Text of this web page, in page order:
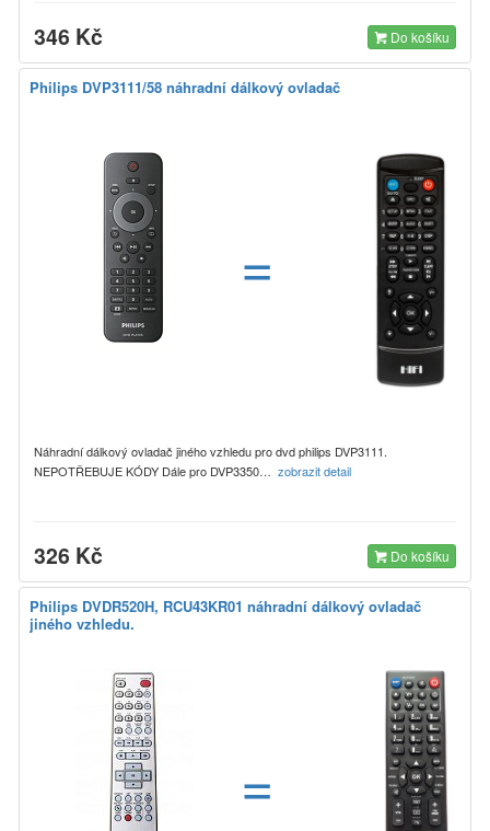
346 Kč Do košíku
Philips DVP3111/58 náhradní dálkový ovladač
=
Náhradní dálkový ovladač jiného vzhledu pro dvd philips DVP3111.
NEPOTŘEBUJE KÓDY Dále pro DVP3350… zobrazit detail
326 Kč Do košíku
Philips DVDR520H, RCU43KR01 náhradní dálkový ovladač
jiného vzhledu.
=